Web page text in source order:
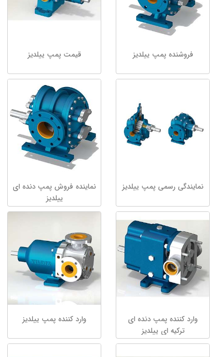
فروشنده پمپ ییلدیز قیمت پمپ ییلدیز
نمایندگی رسمی پمپ ییلدیز
نماینده فروش پمپ دنده ای
ییلدیز
وارد کننده پمپ دنده ای
ترکیه ای ییلدیز
وارد کننده پمپ ییلدیز